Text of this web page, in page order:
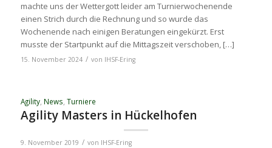
machte uns der Wettergott leider am Turnierwochenende
einen Strich durch die Rechnung und so wurde das
Wochenende nach einigen Beratungen eingekürzt. Erst
musste der Startpunkt auf die Mittagszeit verschoben, […]
15. November 2024 / von IHSF-Ering
Agility, News Turniere
Agility Masters in Hückelhofen
9. November 2019 / von IHSF-Ering